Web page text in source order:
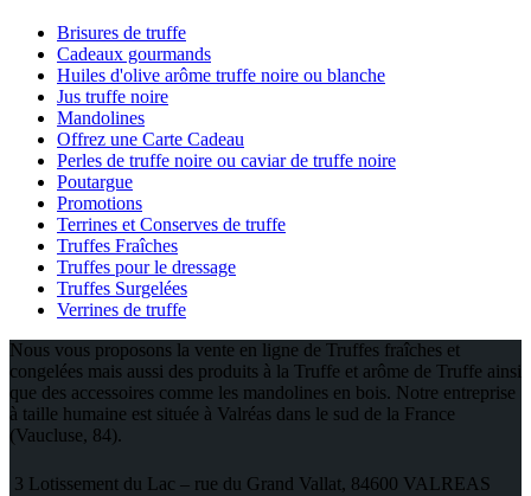
Brisures de truffe
Cadeaux gourmands
Huiles d'olive arôme truffe noire ou blanche
Jus truffe noire
Mandolines
Offrez une Carte Cadeau
Perles de truffe noire ou caviar de truffe noire
Poutargue
Promotions
Terrines et Conserves de truffe
Truffes Fraîches
Truffes pour le dressage
Truffes Surgelées
Verrines de truffe
Nous vous proposons la vente en ligne de Truffes fraîches et
congelées mais aussi des produits à la Truffe et arôme de Truffe ainsi
que des accessoires comme les mandolines en bois. Notre entreprise
à taille humaine est située à Valréas dans le sud de la France
(Vaucluse, 84).
3 Lotissement du Lac – rue du Grand Vallat, 84600 VALREAS